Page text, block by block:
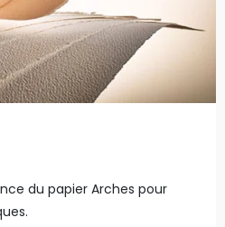
du papier Arches pour